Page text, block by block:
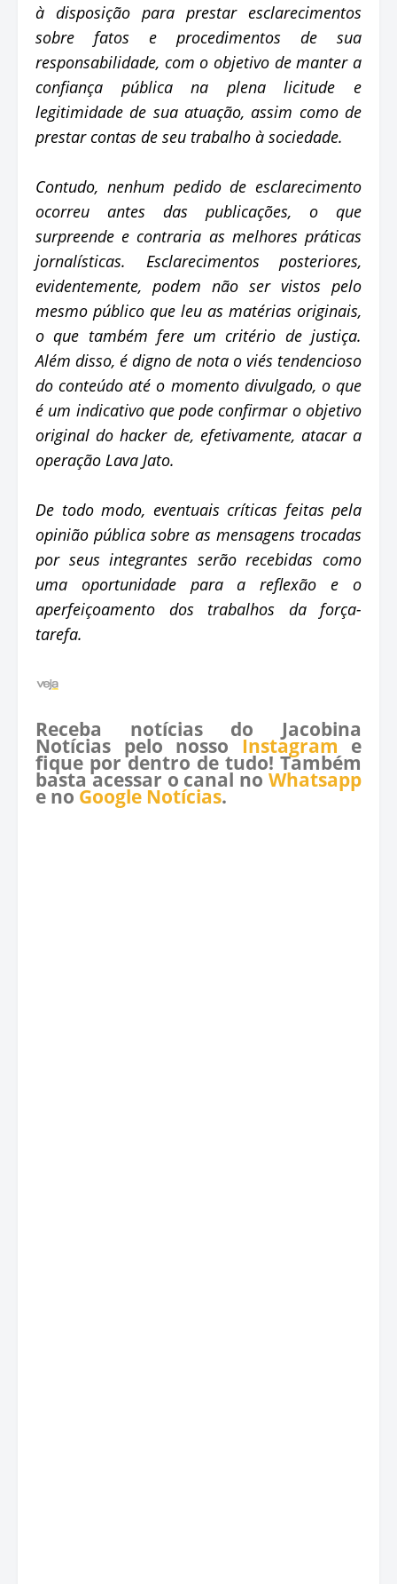
à disposição para prestar esclarecimentos
sobre fatos e procedimentos de sua
responsabilidade, com o objetivo de manter a
confiança pública na plena licitude e
legitimidade de sua atuação, assim como de
prestar contas de seu trabalho à sociedade.
Contudo, nenhum pedido de esclarecimento
ocorreu antes das publicações, o que
surpreende e contraria as melhores práticas
jornalísticas. Esclarecimentos posteriores,
evidentemente, podem não ser vistos pelo
mesmo público que leu as matérias originais,
o que também fere um critério de justiça.
Além disso, é digno de nota o viés tendencioso
do conteúdo até o momento divulgado, o que
é um indicativo que pode confirmar o objetivo
original do hacker de, efetivamente, atacar a
operação Lava Jato.
De todo modo, eventuais críticas feitas pela
opinião pública sobre as mensagens trocadas
por seus integrantes serão recebidas como
uma oportunidade para a reflexão e o
aperfeiçoamento dos trabalhos da força-
tarefa.
Receba notícias do Jacobina
Notícias pelo nosso Instagram e
fique por dentro de tudo! Também
basta acessar o canal no Whatsapp
e no Google Notícias.